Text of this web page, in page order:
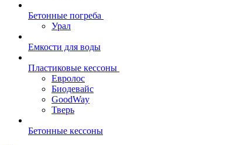
Бетонные погреба
Урал
Емкости для воды
Пластиковые кессоны
Евролос
Биодевайс
GoodWay
Тверь
Бетонные кессоны